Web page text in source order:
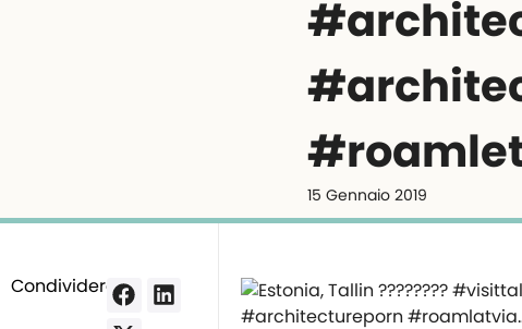
15 Gennaio 2019
Condividere: